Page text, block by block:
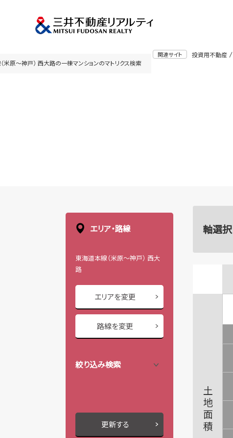
関連サイト 投資用不動産
米原～神戸） 西大路の一棟マンションのマトリクス検索
エリア・路線
東海道本線（米原～神戸） 西大
路
エリアを変更
路線を変更
絞り込み検索
更新する
軸選択
土地面積